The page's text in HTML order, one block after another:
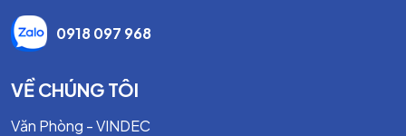
0918 097 968
VỀ CHÚNG TÔI
Văn Phòng - VINDEC